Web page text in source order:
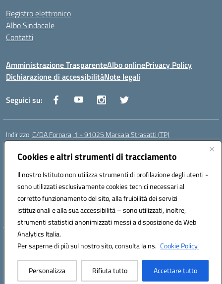
Cookies e altri strumenti di tracciamento
Il nostro Istituto non utilizza strumenti di profilazione degli utenti -
sono utilizzati esclusivamente cookies tecnici necessari al
corretto funzionamento del sito, alla fruibilità dei servizi
istituzionali e alla sua accessibilità – sono utilizzati, inoltre,
strumenti statistici anonimizzati messi a disposizione da Web
Analytics Italia.
Per saperne di più sul nostro sito, consulta la ns. Cookie Policy.
Personalizza Rifiuta tutto Accettare tutto
Registro elettronico
Albo Sindacale
Contatti
Amministrazione TrasparenteAlbo onlinePrivacy Policy
Dichiarazione di accessibilitàNote legali
Seguici su:
Indirizzo: C/DA Fornara, 1 - 91025 Marsala Strasatti (TP)
Centralino:
Posta elettronica certificata (PEC):tpic81600v@pec.istruzione.it
Codice fiscale: 82006360810
Codice meccanografico:TPIC81600V
Codice Indice delle Pubbliche Amministrazioni (IPA): istsc_tpic81600v
Codice unico di fatturazione (CUF): UFODYY
Hosting & Powered by 3D Solution S.r.l.
Concept & Design by Designers Italia